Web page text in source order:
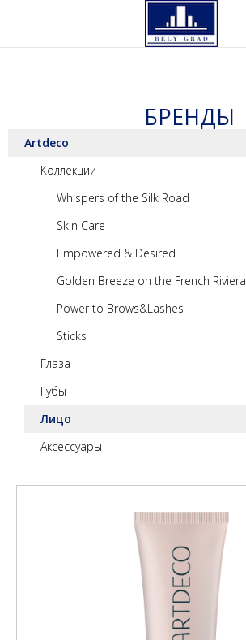
БРЕНДЫ
Artdeco
Коллекции
Whispers of the Silk Road
Skin Care
Empowered & Desired
Golden Breeze on the French Riviera
Power to Brows&Lashes
Sticks
Глаза
Губы
Лицо
Аксессуары